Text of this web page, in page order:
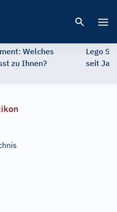
Welches
zu Ihnen?
Lego
seit